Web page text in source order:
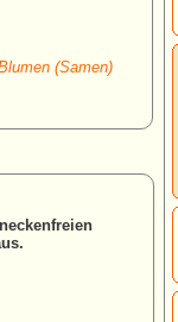
(Samen)